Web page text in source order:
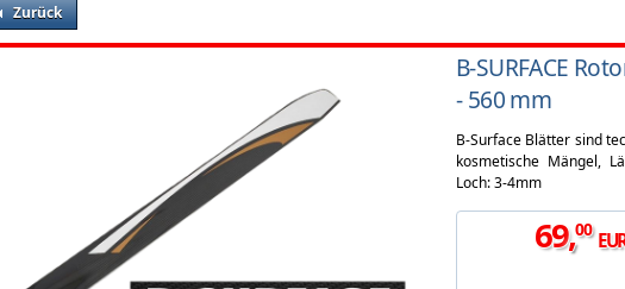
Zurück
B-SURFACE
- 560 mm
B-Surface Blätter sind
kosmetische Mängel,
Loch: 3-4mm
69,00 EUR